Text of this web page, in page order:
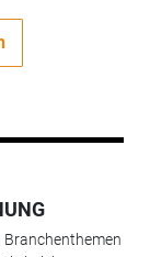
Branchenthemen